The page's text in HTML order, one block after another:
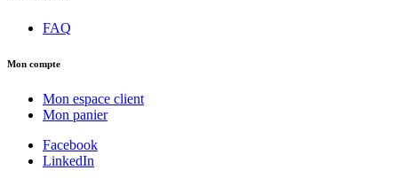
FAQ
Mon compte
Mon espace client
Mon panier
Facebook
LinkedIn